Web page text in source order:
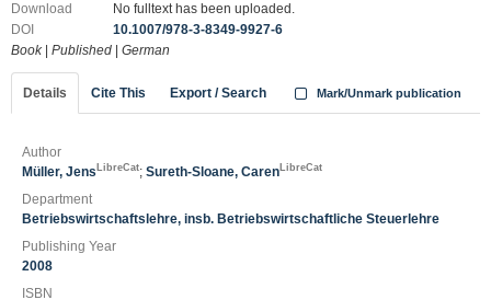
Download
No fulltext has been uploaded.
DOI
10.1007/978-3-8349-9927-6
Book| Published German
Details Cite This Export / Search Mark/Unmark publication
Author
Müller, Jens LibreCat; Sureth-Sloane, Caren LibreCat
Department
Betriebswirtschaftslehre, insb. Betriebswirtschaftliche Steuerlehre
Publishing Year
2008
ISBN